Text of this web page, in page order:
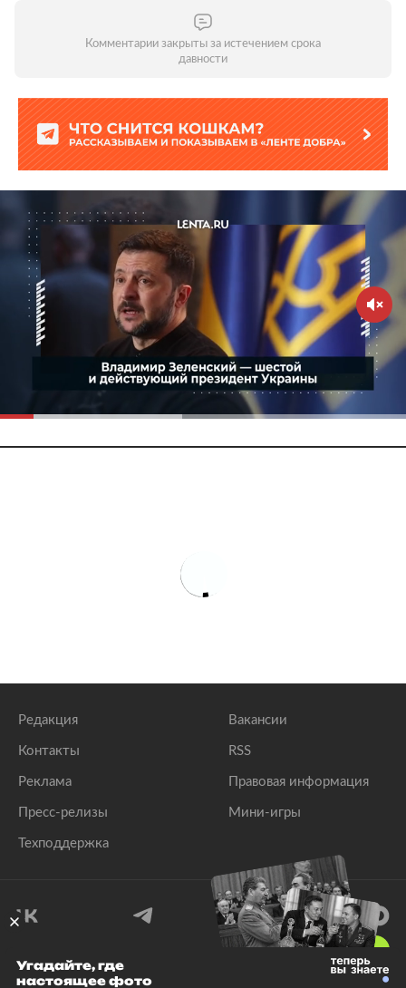
Комментарии закрыты за истечением срока
давности
Редакция
Контакты
Реклама
Пресс-релизы
Техподдержка
Вакансии
RSS
Правовая информация
Мини-игры
© 1999–2026 Все права защищены.
Угадайте, где
настоящее фото